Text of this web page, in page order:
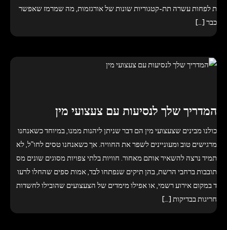
ת לפחות עשרה תת-קטגוריות שונות של אורגזמות, מה שמרמז שאפשר
כבר […]
המדריך שלך לנסיעות עם צעצועי מין
כולנו מבינים שצעצועי מין הם דבר שניתן ליהנות ממנו, במיוחד כשאנחנו
מרגישים טוב ומעוניינים לשפר את החוויה. אך כשאנחנו טסים לחו”ל, לא
תמיד נרצה להשאיר אותם מאחור. חוויות בלתי צפויות מסוגים שונים מס
תובבות ברחבי הרשת, בהן תיקים שנפתחו לבד, אמות ספים שהחלו לרעו
ד במקום אירוע רשמי, או אפילו מימדים של הצעצועים שהובילו לחשדות
חריגות בבדיקות […]